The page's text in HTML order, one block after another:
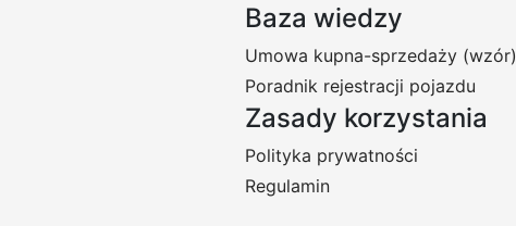
Baza wiedzy
Umowa kupna-sprzedaży (wzór)
Poradnik rejestracji pojazdu
Zasady korzystania
Polityka prywatności
Regulamin